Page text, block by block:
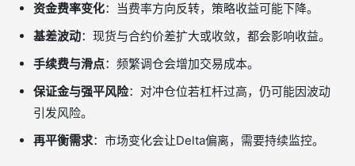
资金费率变化：当费率方向反转，策略收益可能下降。
基差波动：现货与合约价差扩大或收敛，都会影响收益。
手续费与滑点：频繁调仓会增加交易成本。
保证金与强平风险：对冲仓位若杠杆过高，仍可能因波动
引发风险。
再平衡需求：市场变化会让Delta偏离，需要持续监控。